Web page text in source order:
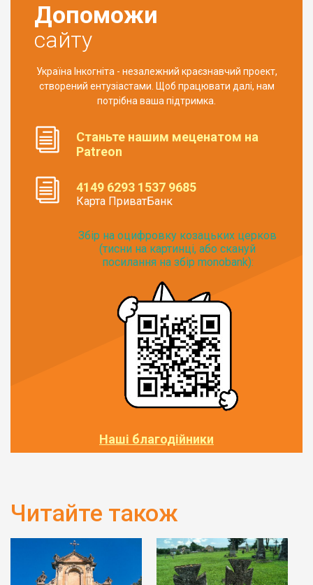
Допоможи
сайту
Україна Інкогніта - незалежний краєзнавчий проект,
створений ентузіастами. Щоб працювати далі, нам
потрібна ваша підтримка.
Станьте нашим меценатом на
Patreon
4149 6293 1537 9685
Карта ПриватБанк
Збір на оцифровку козацьких церков
(тисни на картинці, або скануй
посилання на збір monobank):
Наші благодійники
Читайте також